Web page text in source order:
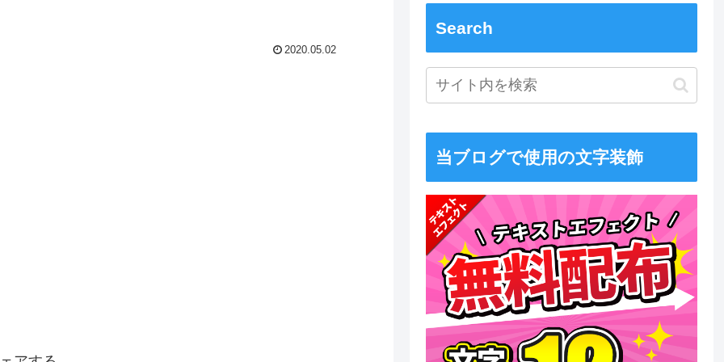
2020.05.02
Search
当ブログで使用の文字装飾